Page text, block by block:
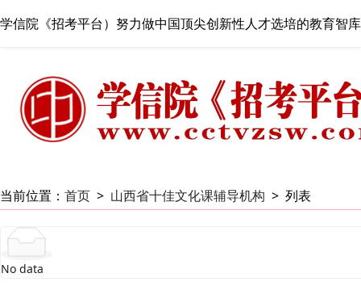
学信院《招考平台）努力做中国顶尖创新性人才选培的教育智库
当前位置： 首页 > 山西省十佳文化课辅导机构 > 列表
No data